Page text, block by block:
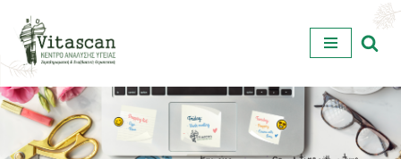
Μεταπηδήστε
στο
περιεχόμενο